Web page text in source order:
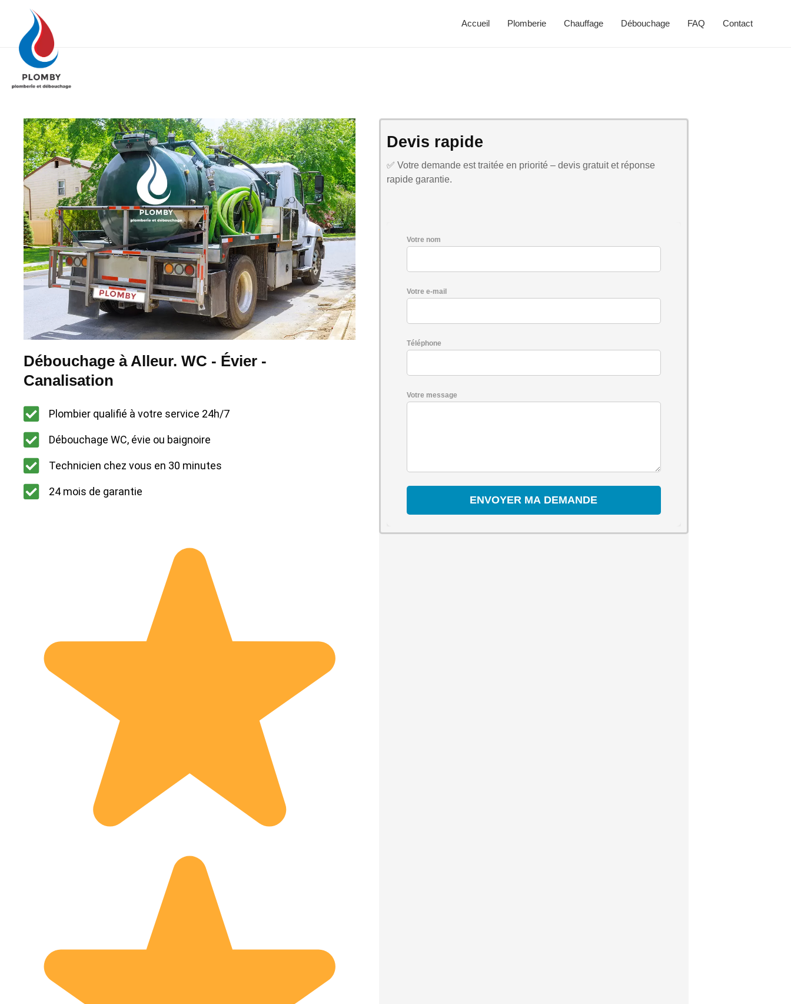
Accueil Plomberie Chauffage Débouchage FAQ Contact
Débouchage à Alleur. WC - Évier -
Canalisation
Plombier qualifié à votre service 24h/7
Débouchage WC, évie ou baignoire
Technicien chez vous en 30 minutes
24 mois de garantie
Devis rapide
✅ Votre demande est traitée en priorité – devis gratuit et réponse
rapide garantie.
Votre nom
Votre e-mail
Téléphone
Votre message